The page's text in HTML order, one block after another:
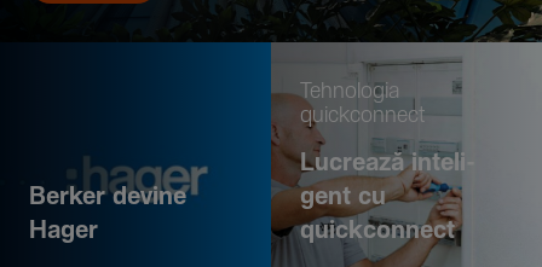
Berker devine
Hager
Tehno­logia
quickconnect
Lucrează inte­li­
gent cu
quickconnect